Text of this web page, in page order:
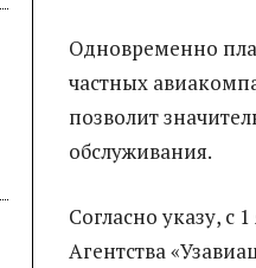
Одновременно
частных
позволит
обслуживания.
Согласно указу, с
Агентства